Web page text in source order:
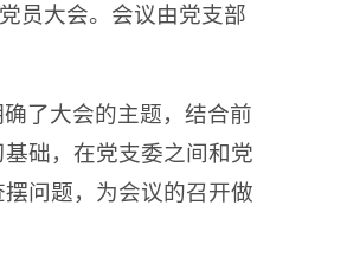
员大会。会议由党支部
了大会的主题，结合前
础，在党支委之间和党
问题，为会议的召开做